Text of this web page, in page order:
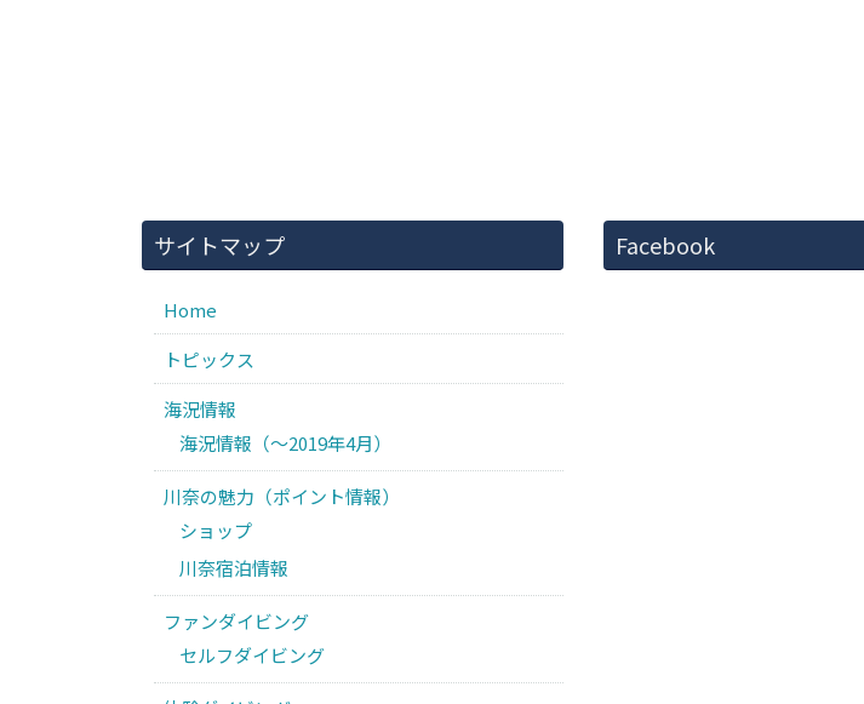
サイトマップ
Home
トピックス
海況情報
海況情報（〜2019年4月）
川奈の魅力（ポイント情報）
ショップ
川奈宿泊情報
ファンダイビング
セルフダイビング
Facebook